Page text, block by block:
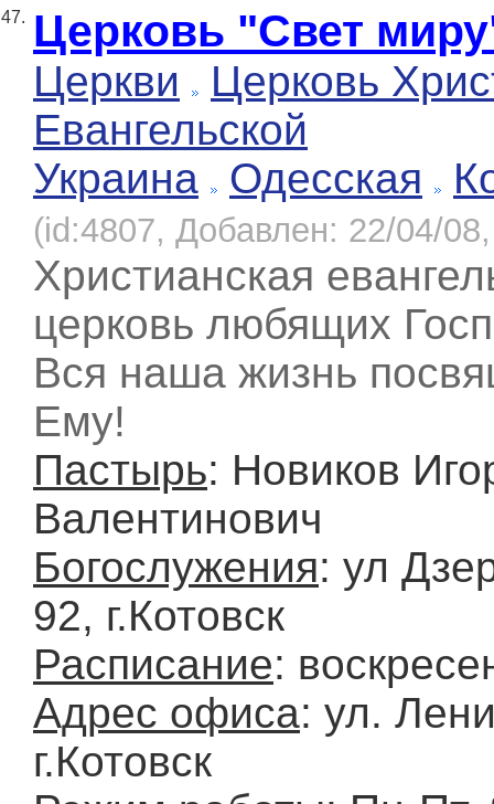
47. Церковь "Свет
Церкви
Церковь
Евангельской
Украина
Одесская
(id:4807, Добавлен: 22/04/
Христианская
церковь любящих
Вся наша жизнь
Ему!
Пастырь: Новиков
Валентинович
Богослужения: ул
92, г.Котовск
Расписание:
Адрес офиса: ул.
г.Котовск